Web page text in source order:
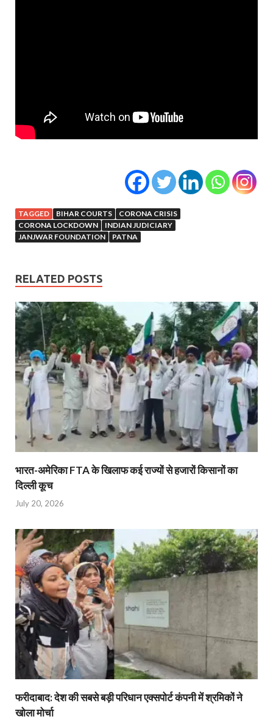
TAGGED BIHAR COURTS
CORONA CRISIS
CORONA LOCKDOWN
INDIAN JUDICIARY
JANJWAR FOUNDATION
PATNA
RELATED POSTS
भारत-अमेरिका FTA के खिलाफ कई राज्यों से हजारों किसानों का
दिल्ली कूच
July 20, 2026
फरीदाबाद: देश की सबसे बड़ी परिधान एक्सपोर्ट कंपनी में श्रमिकों ने
खोला मोर्चा